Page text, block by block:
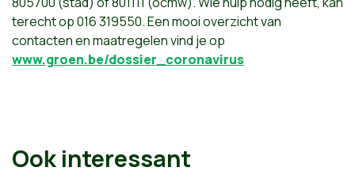
terecht op 016 319550. Een mooi overzicht van
contacten en maatregelen vind je op
www.groen.be/dossier_coronavirus
Ook interessant